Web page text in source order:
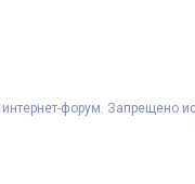
форум. Запрещено